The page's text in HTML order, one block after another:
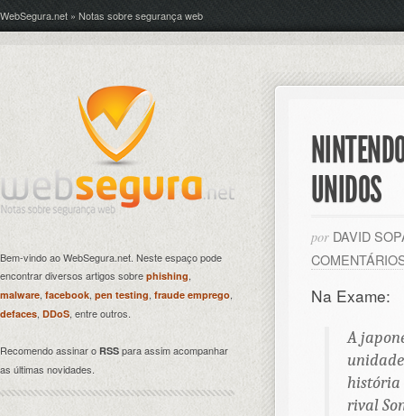
WebSegura.net » Notas sobre segurança web
UNIDOS
por DAVID
Na Exame:
A
história
rival
Bem-vindo ao WebSegura.net. Neste espaço pode
encontrar diversos artigos sobre phishing,
malware, facebook, pen testing fraude emprego,
defaces, DDoS, entre outros.
Recomendo assinar o RSS para assim acompanhar
as últimas novidades.